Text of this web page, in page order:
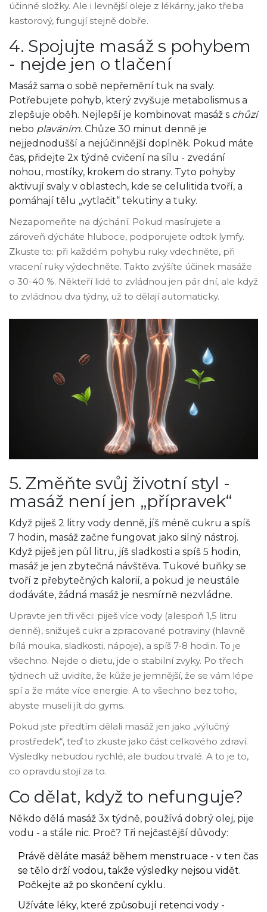
účinné složky. Ale i levnější oleje z lékárny, jako třeba
kastorový, fungují stejně dobře.
4. Spojujte masáž s pohybem
- nejde jen o tlačení
Masáž sama o sobě nepřemění tuk na svaly.
Potřebujete pohyb, který zvyšuje metabolismus a
zlepšuje oběh. Nejlepší je kombinovat masáž s chůzí
nebo plaváním. Chůze 30 minut denně je
nejjednodušší a nejúčinnější doplněk. Pokud máte
čas, přidejte 2x týdně cvičení na sílu - zvedání
nohou, mostíky, krokem do strany. Tyto pohyby
aktivují svaly v oblastech, kde se celulitida tvoří, a
pomáhají tělu „vytlačit“ tekutiny a tuky.
Nezapomeňte na dýchání. Pokud masírujete a
zároveň dýcháte hluboce, podporujete odtok lymfy.
Zkuste to: při každém pohybu ruky vdechněte, při
vracení ruky výdechněte. Takto zvýšíte účinek masáže
o 30-40 %. Někteří lidé to zvládnou jen pár dní, ale když
to zvládnou dva týdny, už to dělají automaticky.
5. Změňte svůj životní styl -
masáž není jen „přípravek“
Když piješ 2 litry vody denně, jíš méně cukru a spíš
7 hodin, masáž začne fungovat jako silný nástroj.
Když piješ jen půl litru, jíš sladkosti a spíš 5 hodin,
masáž je jen zbytečná návštěva. Tukové buňky se
tvoří z přebytečných kalorií, a pokud je neustále
dodáváte, žádná masáž je nesmírně nezvládne.
Upravte jen tři věci: piješ více vody (alespoň 1,5 litru
denně), snižuješ cukr a zpracované potraviny (hlavně
bílá mouka, sladkosti, nápoje), a spíš 7-8 hodin. To je
všechno. Nejde o dietu, jde o stabilní zvyky. Po třech
týdnech už uvidíte, že kůže je jemnější, že se vám lépe
spí a že máte více energie. A to všechno bez toho,
abyste museli jít do gyms.
Pokud jste předtím dělali masáž jen jako „výlučný
prostředek“, teď to zkuste jako část celkového zdraví.
Výsledky nebudou rychlé, ale budou trvalé. A to je to,
co opravdu stojí za to.
Co dělat, když to nefunguje?
Někdo dělá masáž 3x týdně, používá dobrý olej, pije
vodu - a stále nic. Proč? Tři nejčastější důvody:
Právě děláte masáž během menstruace - v ten čas
se tělo drží vodou, takže výsledky nejsou vidět.
Počkejte až po skončení cyklu.
Užíváte léky, které způsobují retenci vody -